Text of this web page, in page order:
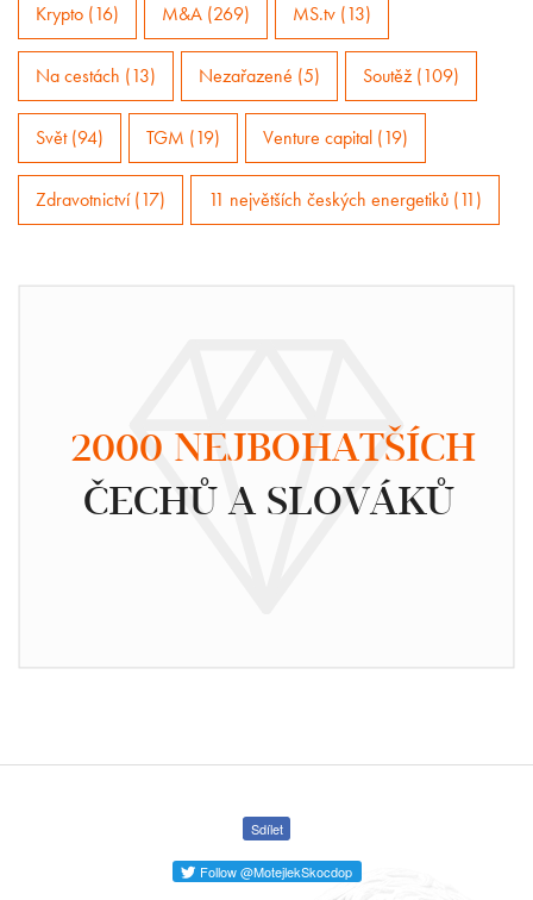
Krypto (16) M&A (269) MS.tv (13)
Na cestách (13) Nezařazené (5) Soutěž (109)
Svět (94) TGM (19) Venture capital (19)
Zdravotnictví (17) 11 největších českých energetiků (11)
2000 NEJBOHATŠÍCH
ČECHŮ A SLOVÁKŮ
Sdílet
Follow @MotejlekSkocdop